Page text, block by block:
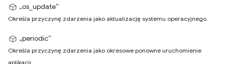
„os_update”
Określa przyczynę zdarzenia jako aktualizację systemu operacyjnego.
„periodic”
Określa przyczynę zdarzenia jako okresowe ponowne uruchomienie
aplikacji.